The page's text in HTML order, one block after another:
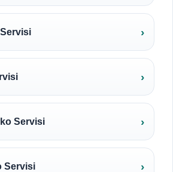
Servisi
Servisi